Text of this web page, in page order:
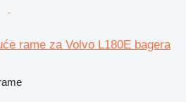
rame za Volvo L180E bagera